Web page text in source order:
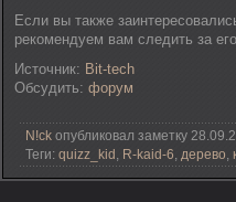
Если вы также
рекомендуем вам следить за
Источник: Bit-tech
Обсудить: форум
N!ck опубликовал заметку
Теги: quizz_kid , R-kaid-6, дерево,